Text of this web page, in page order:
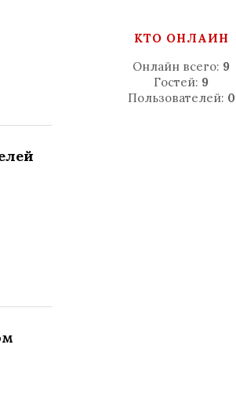
КТО ОНЛАЙН
Онлайн всего: 9
Гостей: 9
Пользователей: 0